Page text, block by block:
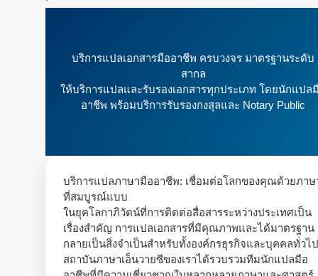
บริการแปลเอกสารมืออาชีพ ครบวงจร มาตรฐานระดับ
สากล
ให้บริการแปลและรับรองเอกสารทุกประเภท โดยนักแปล
อาชีพ พร้อมบริการรับรองกงสุลและ Notary Public
บริการแปลภาษามืออาชีพ: เชื่อมต่อโลกของคุณด้วยภาษ
ที่สมบูรณ์แบบ
ในยุคโลกาภิวัตน์ที่การติดต่อสื่อสารระหว่างประเทศเป็น
เรื่องสำคัญ การแปลเอกสารที่มีคุณภาพและได้มาตรฐาน
กลายเป็นสิ่งจำเป็นสำหรับทั้งองค์กรธุรกิจและบุคคลทั่วไป
สถาบันภาษาเอ็นวายซีของเราได้รวบรวมทีมนักแปลมือ